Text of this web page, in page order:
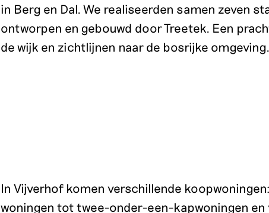
in Berg en Dal. We realiseerden samen zeven
ontworpen en gebouwd door Treetek. Een
de wijk en zichtlijnen naar de bosrijke omgeving.
In Vijverhof komen verschillende
woningen tot twee-onder-een-kapwoningen